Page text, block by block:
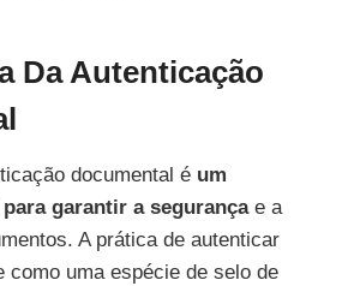
Da Autenticação
documental é um
garantir a segurançae a
A prática de autenticar
como uma espécie de selo de